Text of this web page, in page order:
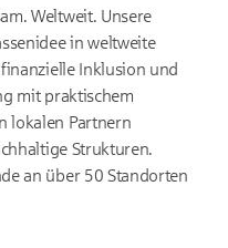
Weltweit. Unsere
in weltweite
Inklusion und
mit praktischem
lokalen Partnern
Strukturen.
an über 50 Standorten